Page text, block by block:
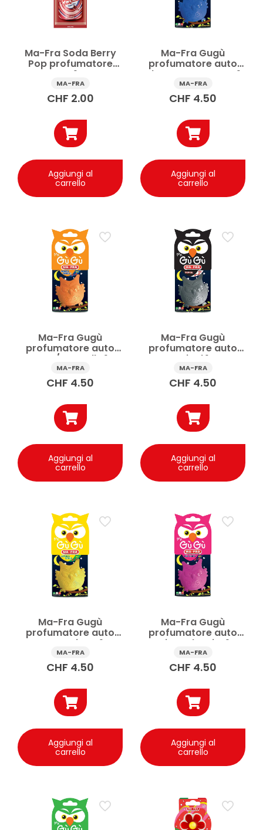
Ma-Fra Soda Berry
Pop profumatore
auto 1 pz
MA-FRA
CHF 2.00
Aggiungi al
carrello
Ma-Fra Gugù
profumatore auto
Blue Ocean Breeze 1
pz
MA-FRA
CHF 4.50
Aggiungi al
carrello
Ma-Fra Gugù
profumatore auto
Orange/Cannelle 1 pz
MA-FRA
CHF 4.50
Aggiungi al
carrello
Ma-Fra Gugù
profumatore auto
Tropical 1 pz
MA-FRA
CHF 4.50
Aggiungi al
carrello
Ma-Fra Gugù
profumatore auto
Lemon & Citrus 1 pz
MA-FRA
CHF 4.50
Aggiungi al
carrello
Ma-Fra Gugù
profumatore auto
Fucsia Red Fruits 1 pz
MA-FRA
CHF 4.50
Aggiungi al
carrello